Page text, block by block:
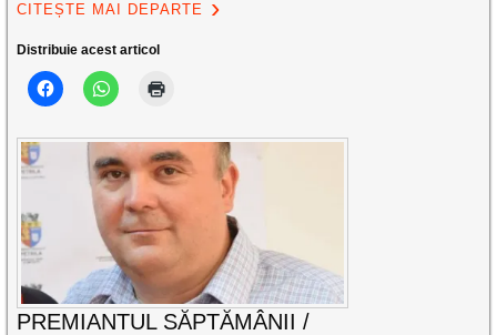
CITEȘTE MAI DEPARTE
Distribuie acest articol
PREMIANTUL SĂPTĂMÂNII /